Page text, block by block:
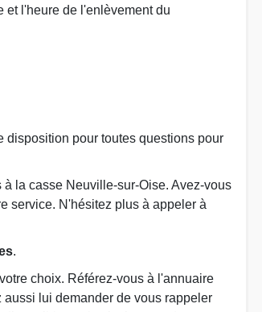
et l'heure de l'enlèvement du
disposition pour toutes questions pour
la casse Neuville-sur-Oise. Avez-vous
service. N'hésitez plus à appeler à
.
choix. Référez-vous à l'annuaire
lui demander de vous rappeler